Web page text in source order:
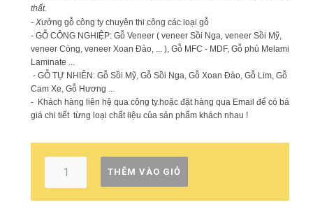
thất.
- Xưởng gỗ công ty chuyên thi công các loại gỗ
- GỖ CÔNG NGHIỆP: Gỗ Veneer ( veneer Sồi Nga, veneer Sồi Mỹ,
veneer Còng, veneer Xoan Đào, ... ), Gỗ MFC - MDF, Gỗ phủ Melamin,
Laminate ...
- GỖ TỰ NHIÊN: Gỗ Sồi Mỹ, Gỗ Sồi Nga, Gỗ Xoan Đào, Gỗ Lim, Gỗ
Cam Xe, Gỗ Hương ...
- Khách hàng liên hệ qua công ty.hoặc đặt hàng qua Email để có báo
giá chi tiết từng loại chất liệu của sản phẩm khách nhau !
THÊM VÀO GIỎ